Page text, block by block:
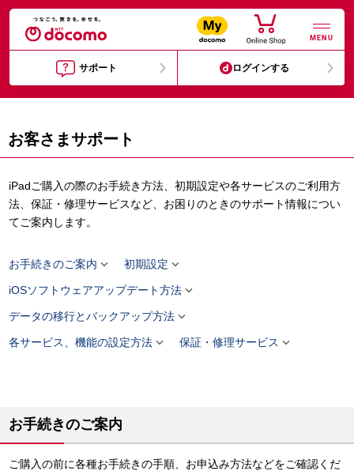
MENU
サポート ログインする
お客さまサポート
iPadご購入の際のお手続き方法、初期設定や各サービスのご利用方
法、保証・修理サービスなど、お困りのときのサポート情報につい
てご案内します。
お手続きのご案内  初期設定 
iOSソフトウェアアップデート方法
データの移行とバックアップ方法
各サービス、機能の設定方法 保証・修理サービス 
お手続きのご案内
ご購入の前に各種お手続きの手順、お申込み方法などをご確認くだ